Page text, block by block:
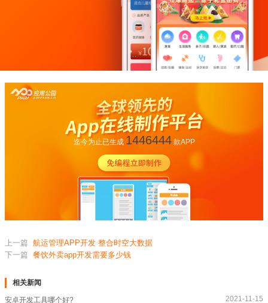
迄今为止已生成 1446444款APP
上一篇 航运管理APP开发 整合时空大数据
下一篇 餐饮外卖app开发需要多少钱
相关新闻
安卓开发工具哪个好? 2021-11-15